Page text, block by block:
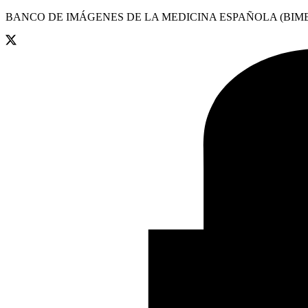
BANCO DE IMÁGENES DE LA MEDICINA ESPAÑOLA